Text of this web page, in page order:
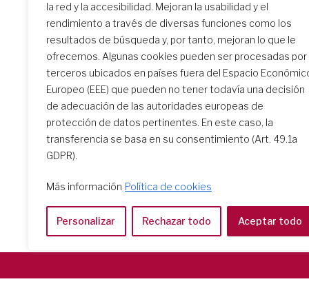
la red y la accesibilidad. Mejoran la usabilidad y el
rendimiento a través de diversas funciones como los
resultados de búsqueda y, por tanto, mejoran lo que le
ofrecemos. Algunas cookies pueden ser procesadas por
terceros ubicados en países fuera del Espacio
Europeo (EEE) que pueden no tener todavía una decisión
de adecuación de las autoridades europeas de
protección de datos pertinentes. En este caso, la
transferencia se basa en su consentimiento (Art. 49.1a
GDPR).
Más información Política de cookies
Personalizar Rechazar todo Aceptar todo
El encuentro de formación
inicial: un camino
transformador